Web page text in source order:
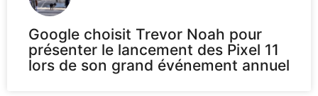
Google choisit Trevor Noah pour
présenter le lancement des Pixel 11
lors de son grand événement annuel